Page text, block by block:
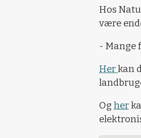
Hos
være
- Mange
Herkan
Og her